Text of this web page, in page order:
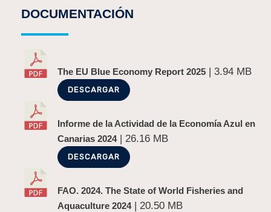
DOCUMENTACIÓN
The EU Blue Economy Report 2025 | 3.94 MB
DESCARGAR
Informe de la Actividad de la Economía Azul en
Canarias 2024| 26.16 MB
DESCARGAR
FAO. 2024. The State of World Fisheries and
Aquaculture 2024| 20.50 MB